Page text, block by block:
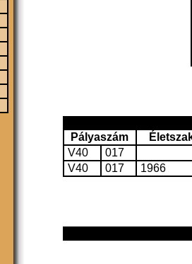
Pályaszám
V40
017
V40
017 1966